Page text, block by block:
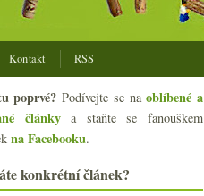
Kontakt RSS
poprvé? Podívejte se naoblíbené a
článkya staňte se fanouškem
na Facebooku.
konkrétní článek?